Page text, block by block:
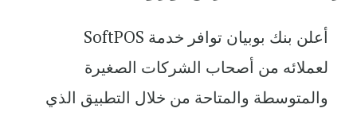
أعلن بنك بوبيان توافر خدمة SoftPOS
لعملائه من أصحاب الشركات الصغيرة
والمتوسطة والمتاحة من خلال التطبيق الذي